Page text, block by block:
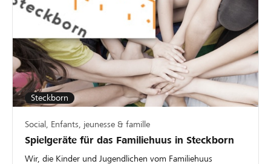
Steckborn
Social, Enfants, jeunesse & famille
Spielgeräte für das Familiehuus in Steckborn
Wir, die Kinder und Jugendlichen vom Familiehuus